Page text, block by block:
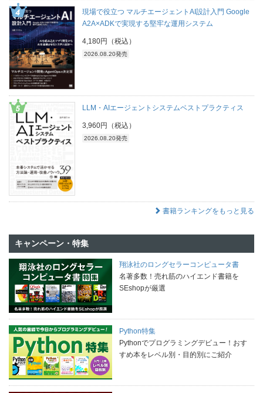
現場で役立つ マルチエージェントAI設計入門 Google
A2A×ADKで実現する堅牢な運用システム
4,180円（税込）
2026.08.20発売
LLM・AIエージェントシステムベストプラクティス
3,960円（税込）
2026.08.20発売
書籍ランキングをもっと見る
キャンペーン・特集
翔泳社のロングセラーコンピュータ書
名著多数！売れ筋のハイエンド書籍を
SEshopが厳選
Python特集
Pythonでプログラミングデビュー！おす
すめ本をレベル別・目的別にご紹介